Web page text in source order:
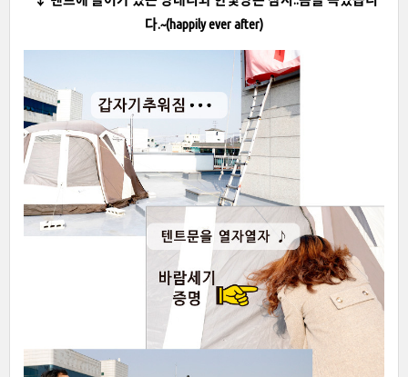
다.~(happily ever after)